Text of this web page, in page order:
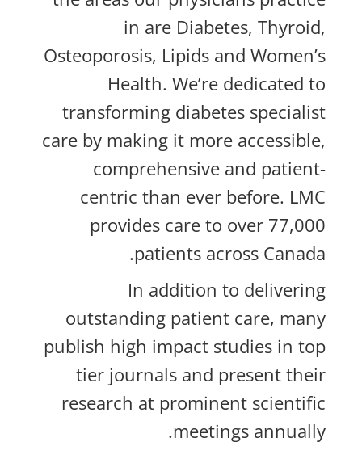
in are Diabetes, Thyroid,
Osteoporosis, Lipids and Women’s
Health.We’re dedicated to
transforming diabetes specialist
care by making it more accessible,
comprehensive and patient-
centric than ever before. LMC
provides care to over 77,000
patients across Canada.
In addition to delivering
outstanding patient care, many
publish high impact studies in top
tier journals and present their
research at prominent scientific
meetings annually.